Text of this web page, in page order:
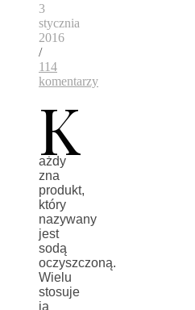
3
stycznia
2016
/
114
komentarzy
K
ażdy
zna
produkt,
który
nazywany
jest
sodą
oczyszczoną.
Wielu
stosuje
ją